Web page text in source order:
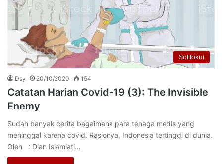
Solilokui
Dsy 20/10/2020 154
Catatan Harian Covid-19 (3): The Invisible
Enemy
Sudah banyak cerita bagaimana para tenaga medis yang
meninggal karena covid. Rasionya, Indonesia tertinggi di dunia.
Oleh : Dian Islamiati…